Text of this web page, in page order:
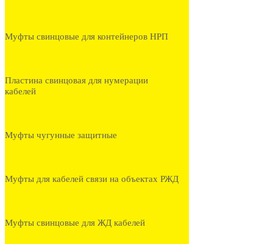
Муфты свинцовые для контейнеров НРП
Пластина свинцовая для нумерации
кабелей
Муфты чугунные защитные
Муфты для кабелей связи на объектах РЖД
Муфты свинцовые для ЖД кабелей